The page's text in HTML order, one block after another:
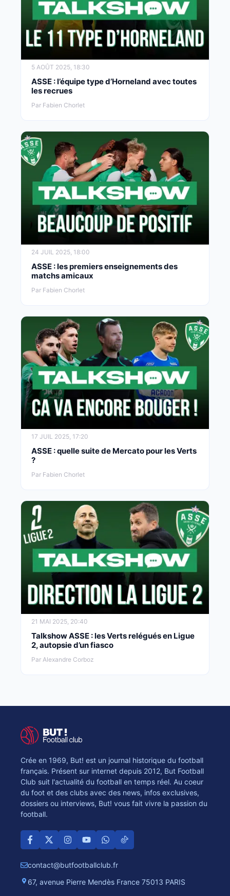
5 AOÛT 2025, 18:30
ASSE : l’équipe type d’Horneland avec toutes
les recrues
Par Fabien Chorlet
24 JUIL 2025, 18:00
ASSE : les premiers enseignements des
matchs amicaux
Par Fabien Chorlet
17 JUIL 2025, 17:20
ASSE : quelle suite de Mercato pour les Verts
?
Par Fabien Chorlet
21 MAI 2025, 20:40
Talkshow ASSE : les Verts relégués en Ligue
2, autopsie d’un fiasco
Par Alexandre Corboz
Crée en 1969, But! est un journal historique du football
français. Présent sur internet depuis 2012, But Football
Club suit l'actualité du football en temps réel. Au coeur
du foot et des clubs avec des news, infos exclusives,
dossiers ou interviews, But! vous fait vivre la passion du
football.
contact@butfootballclub.fr
67, avenue Pierre Mendès France 75013 PARIS